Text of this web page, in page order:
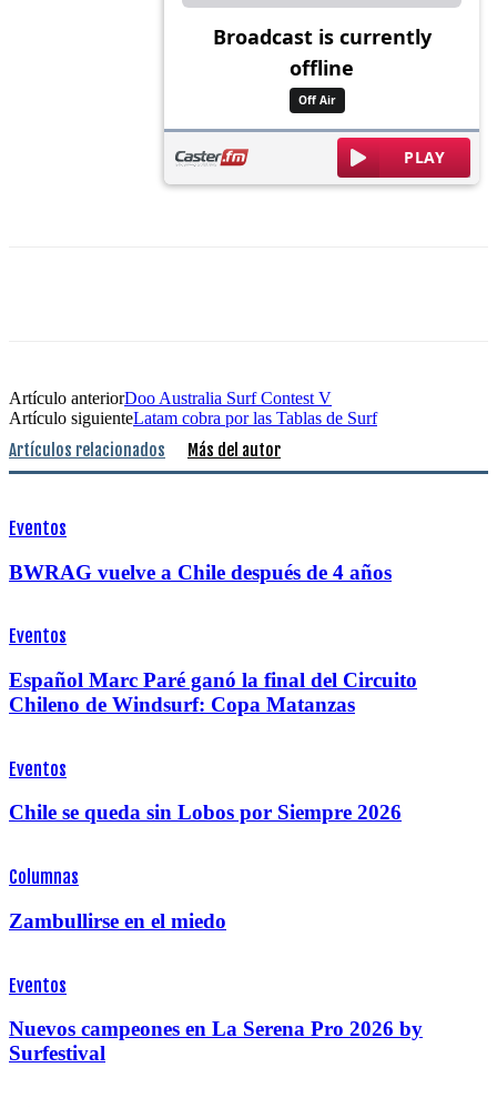
Artículo anteriorDoo Australia Surf Contest V
Artículo siguienteLatam cobra por las Tablas de Surf
Artículos relacionados Más del autor
Eventos
BWRAG vuelve a Chile después de 4 años
Eventos
Español Marc Paré ganó la final del Circuito
Chileno de Windsurf: Copa Matanzas
Eventos
Chile se queda sin Lobos por Siempre 2026
Columnas
Zambullirse en el miedo
Eventos
Nuevos campeones en La Serena Pro 2026 by
Surfestival